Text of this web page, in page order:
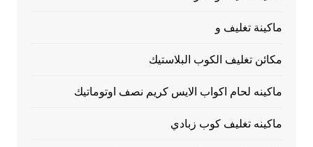
ماكينة تغليف و
مكائن تغليف الكوب البلاستيك
ماكينه لحام اكواب الايس كريم نصف اوتوماتيك
ماكينه تغليف كوب زبادي